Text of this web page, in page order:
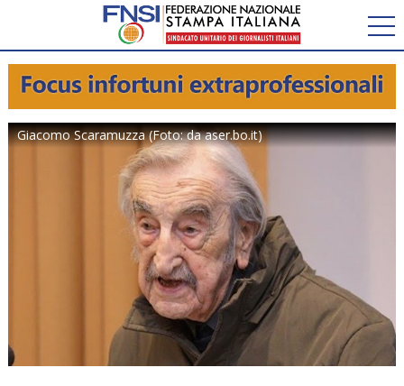
Giacomo Scaramuzza (Foto: da aser.bo.it)